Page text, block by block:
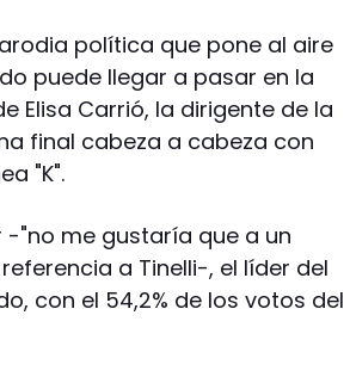
política que pone al aire
puede llegar a pasar en la
Elisa Carrió, la dirigente de la
final cabeza a cabeza con
"K".
"no me gustaría que a un
a Tinelli-, el líder del
con el 54,2% de los votos del